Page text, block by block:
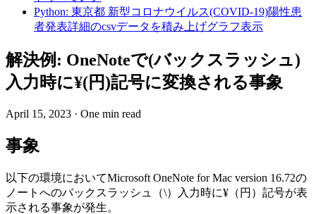
Python: 東京都 新型コロナウイルス(COVID-19)陽性患
者発表詳細のcsvデータを積み上げグラフ表示
解決例: OneNoteで(バックスラッシュ)
入力時に¥(円)記号に変換される事象
April 15, 2023 · One min read
事象
以下の環境においてMicrosoft OneNote for Mac version 16.72の
ノートへのバックスラッシュ（\）入力時に¥（円）記号が表
示される事象が発生。